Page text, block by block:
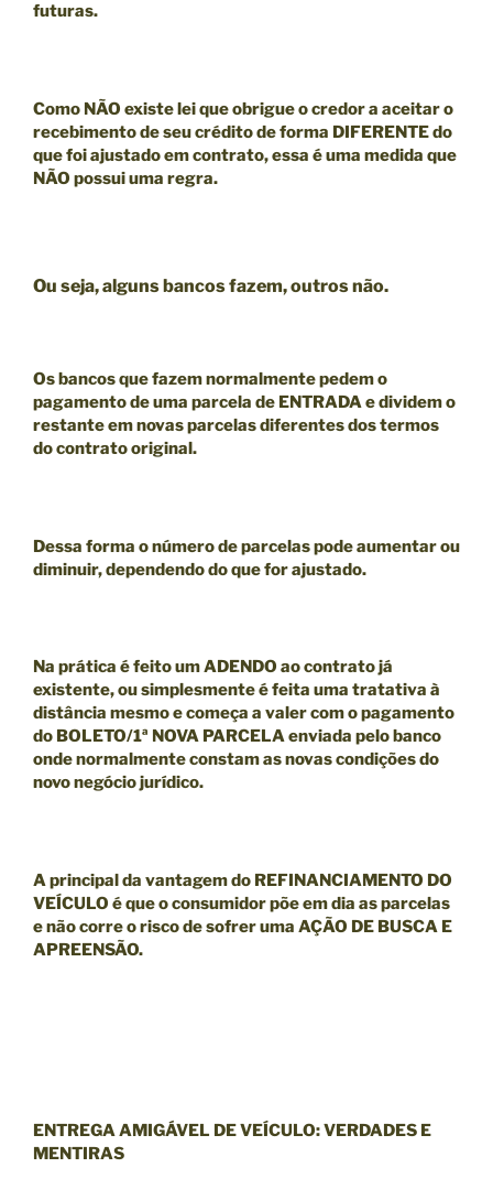
futuras.
Como NÃO existe lei que obrigue o credor a aceitar o
recebimento de seu crédito de forma DIFERENTE do
que foi ajustado em contrato, essa é uma medida que
NÃO possui uma regra.
Ou seja, alguns bancos fazem, outros não.
Os bancos que fazem normalmente pedem o
pagamento de uma parcela de ENTRADA e dividem o
restante em novas parcelas diferentes dos termos
do contrato original.
Dessa forma o número de parcelas pode aumentar ou
diminuir, dependendo do que for ajustado.
Na prática é feito um ADENDO ao contrato já
existente, ou simplesmente é feita uma tratativa à
distância mesmo e começa a valer com o pagamento
do BOLETO/1ª NOVA PARCELA enviada pelo banco
onde normalmente constam as novas condições do
novo negócio jurídico.
A principal da vantagemdo REFINANCIAMENTO DO
VEÍCULO é que o consumidor põe em dia as parcelas
enãocorre o risco de sofrer uma AÇÃO DE BUSCA E
APREENSÃO.
ENTREGA AMIGÁVEL DE VEÍCULO: VERDADES E
MENTIRAS